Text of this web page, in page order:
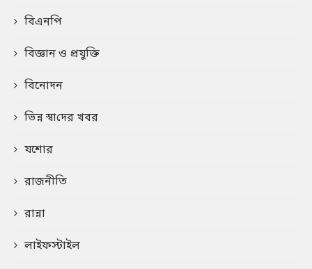
বিএনপি
বিজ্ঞান ও প্রযুক্তি
বিনোদন
ভিন্ন স্বা‌দের খবর
যশোর
রাজনীতি
রান্না
লাইফস্টাইল